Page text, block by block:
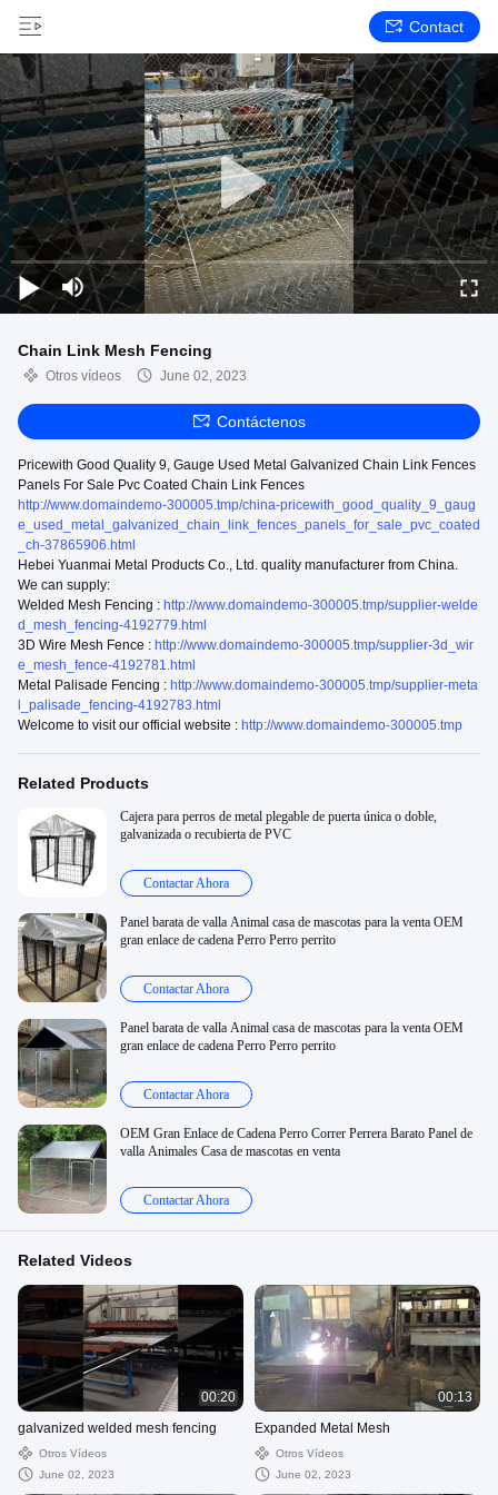
Contact
Chain Link Mesh Fencing
Otros vídeos June 02, 2023
Contáctenos
Pricewith Good Quality 9, Gauge Used Metal Galvanized Chain Link Fences
Panels For Sale Pvc Coated Chain Link Fences
http://www.domaindemo-300005.tmp/china-pricewith_good_quality_9_gaug
e_used_metal_galvanized_chain_link_fences_panels_for_sale_pvc_coated
_ch-37865906.html
Hebei Yuanmai Metal Products Co., Ltd. quality manufacturer from China.
We can supply:
Welded Mesh Fencing : http://www.domaindemo-300005.tmp/supplier-welde
d_mesh_fencing-4192779.html
3D Wire Mesh Fence : http://www.domaindemo-300005.tmp/supplier-3d_wir
e_mesh_fence-4192781.html
Metal Palisade Fencing : http://www.domaindemo-300005.tmp/supplier-meta
l_palisade_fencing-4192783.html
Welcome to visit our official website : http://www.domaindemo-300005.tmp
Related Products
Cajera para perros de metal plegable de puerta única o doble,
galvanizada o recubierta de PVC
Contactar Ahora
Panel barata de valla Animal casa de mascotas para la venta OEM
gran enlace de cadena Perro Perro perrito
Contactar Ahora
Panel barata de valla Animal casa de mascotas para la venta OEM
gran enlace de cadena Perro Perro perrito
Contactar Ahora
OEM Gran Enlace de Cadena Perro Correr Perrera Barato Panel de
valla Animales Casa de mascotas en venta
Contactar Ahora
Related Videos
00:20
galvanized welded mesh fencing
Otros Vídeos
June 02, 2023
00:13
Expanded Metal Mesh
Otros Vídeos
June 02, 2023